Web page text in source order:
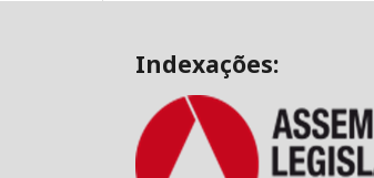
Indexações: